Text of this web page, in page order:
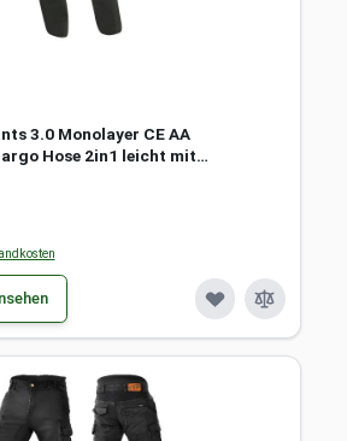
3.0 Monolayer CE AA
Hose 2in1 leicht mit